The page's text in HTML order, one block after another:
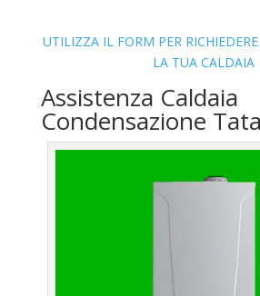
UTILIZZA IL FORM PER
LA TUA CALDAIA
Assistenza Caldaia
Condensazione Tata